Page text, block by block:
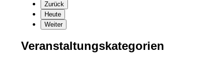
Zurück
Heute
Weiter
Veranstaltungskategorien